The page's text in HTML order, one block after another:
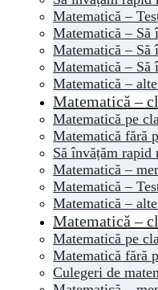
Matematică –
Matematică – Să
Matematică – Să
Matematică –
Matematică –
Matematică –
Matematică pe
Matematică fără
Să învățăm rapid
Matematică –
Matematică –
Matematică –
Matematică –
Matematică pe
Matematică fără
Culegeri de